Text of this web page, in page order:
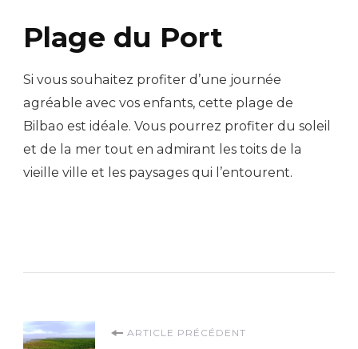
Plage du Port
Si vous souhaitez profiter d’une journée
agréable avec vos enfants, cette plage de
Bilbao est idéale. Vous pourrez profiter du soleil
et de la mer tout en admirant les toits de la
vieille ville et les paysages qui l’entourent.
Navigation
ARTICLE PRÉCÉDENT